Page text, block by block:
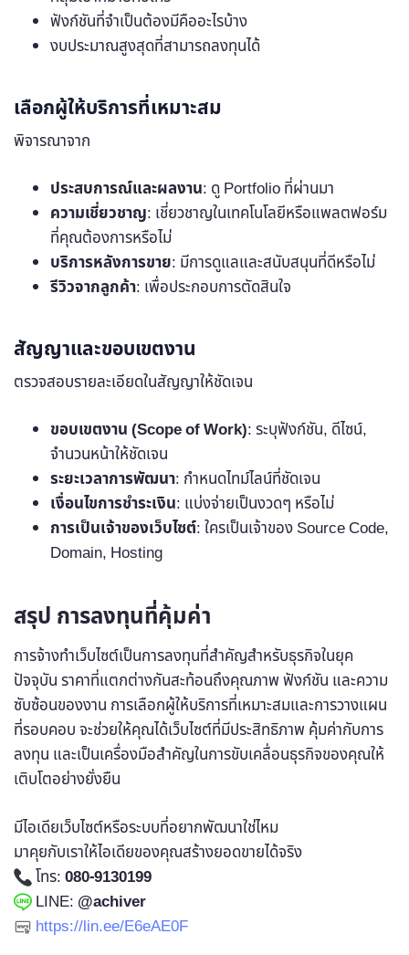
ฟังก์ชันที่จำเป็นต้องมีคืออะไรบ้าง
งบประมาณสูงสุดที่สามารถลงทุนได้
เลือกผู้ให้บริการที่เหมาะสม
พิจารณาจาก
ประสบการณ์และผลงาน: ดู Portfolio ที่ผ่านมา
ความเชี่ยวชาญ: เชี่ยวชาญในเทคโนโลยีหรือแพลตฟอร์ม
ที่คุณต้องการหรือไม่
บริการหลังการขาย: มีการดูแลและสนับสนุนที่ดีหรือไม่
รีวิวจากลูกค้า: เพื่อประกอบการตัดสินใจ
สัญญาและขอบเขตงาน
ตรวจสอบรายละเอียดในสัญญาให้ชัดเจน
ขอบเขตงาน (Scope of Work): ระบุฟังก์ชัน, ดีไซน์,
จำนวนหน้าให้ชัดเจน
ระยะเวลาการพัฒนา: กำหนดไทม์ไลน์ที่ชัดเจน
เงื่อนไขการชำระเงิน: แบ่งจ่ายเป็นงวดๆ หรือไม่
การเป็นเจ้าของเว็บไซต์: ใครเป็นเจ้าของ Source Code,
Domain, Hosting
สรุป การลงทุนที่คุ้มค่า
การจ้างทำเว็บไซต์เป็นการลงทุนที่สำคัญสำหรับธุรกิจในยุค
ปัจจุบัน ราคาที่แตกต่างกันสะท้อนถึงคุณภาพ ฟังก์ชัน และความ
ซับซ้อนของงาน การเลือกผู้ให้บริการที่เหมาะสมและการวางแผน
ที่รอบคอบ จะช่วยให้คุณได้เว็บไซต์ที่มีประสิทธิภาพ คุ้มค่ากับการ
ลงทุน และเป็นเครื่องมือสำคัญในการขับเคลื่อนธุรกิจของคุณให้
เติบโตอย่างยั่งยืน
มีไอเดียเว็บไซต์หรือระบบที่อยากพัฒนาใช่ไหม
มาคุยกับเราให้ไอเดียของคุณสร้างยอดขายได้จริง
โทร:080-9130199
LINE: @achiver
https://lin.ee/E6eAE0F